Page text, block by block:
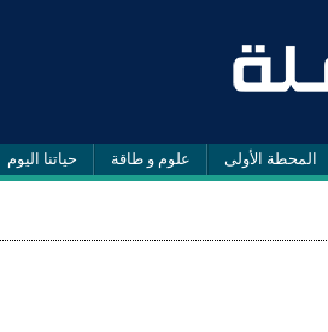
المحطة الأولى علوم و طاقة حياتنا اليوم